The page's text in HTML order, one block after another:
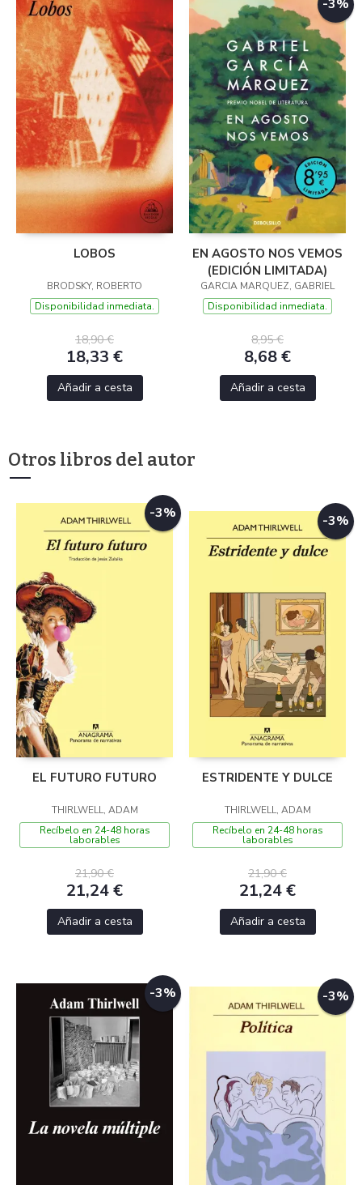
LOBOS
BRODSKY, ROBERTO
Disponibilidad inmediata.
18,90 €
18,33 €
Añadir a cesta
-3%
EN AGOSTO NOS VEMOS
(EDICIÓN LIMITADA)
GARCIA MARQUEZ, GABRIEL
Disponibilidad inmediata.
8,95 €
8,68 €
Añadir a cesta
Otros libros del autor
-3%
EL FUTURO FUTURO
THIRLWELL, ADAM
Recíbelo en 24-48 horas
laborables
21,90 €
21,24 €
Añadir a cesta
-3%
ESTRIDENTE Y DULCE
THIRLWELL, ADAM
Recíbelo en 24-48 horas
laborables
21,90 €
21,24 €
Añadir a cesta
-3% -3%